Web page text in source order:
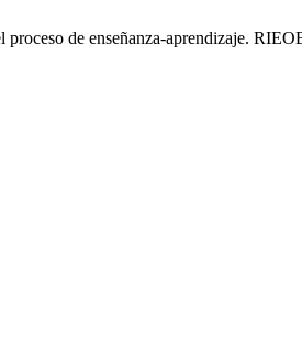
de enseñanza-aprendizaje.